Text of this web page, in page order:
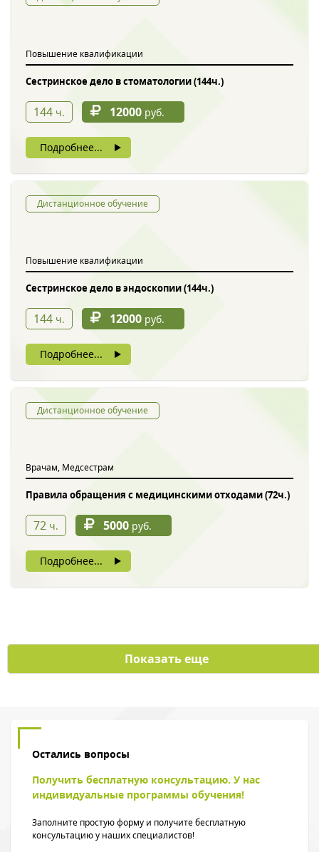
Повышение квалификации
Сестринское дело в стоматологии (144ч.)
144 ч. 12000 руб.
Подробнее...
Дистанционное обучение
Повышение квалификации
Сестринское дело в эндоскопии (144ч.)
144 ч. 12000 руб.
Подробнее...
Дистанционное обучение
Врачам, Медсестрам
Правила обращения с медицинскими отходами (72ч.)
72 ч. 5000 руб.
Подробнее...
Показать еще
Остались вопросы
Получить бесплатную консультацию. У нас
индивидуальные программы обучения!
Заполните простую форму и получите бесплатную
консультацию у наших специалистов!
Нажимая на кнопку, вы даете согласие на обработку своих